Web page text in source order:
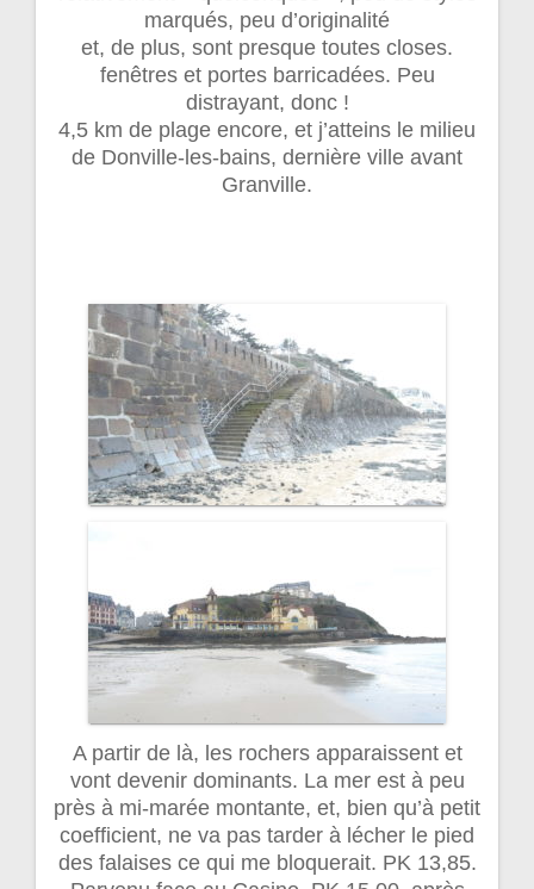
marqués, peu d’originalité
et, de plus, sont presque toutes closes.
fenêtres et portes barricadées. Peu
distrayant, donc !
4,5 km de plage encore, et j’atteins le milieu
de Donville-les-bains, dernière ville avant
Granville.
A partir de là, les rochers apparaissent et
vont devenir dominants. La mer est à peu
près à mi-marée montante, et, bien qu’à petit
coefficient, ne va pas tarder à lécher le pied
des falaises ce qui me bloquerait. PK 13,85.